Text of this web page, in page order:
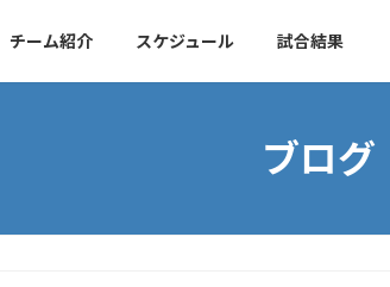
チーム紹介 スケジュール 試合結果
ブログ